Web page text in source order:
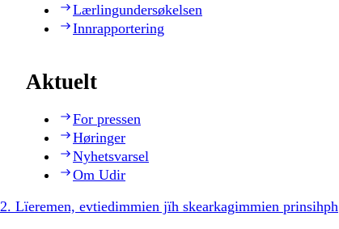
Lærlingundersøkelsen
Innrapportering
Aktuelt
For pressen
Høringer
Nyhetsvarsel
Om Udir
2. Lïeremen, evtiedimmien jïh skearkagimmien prinsihph